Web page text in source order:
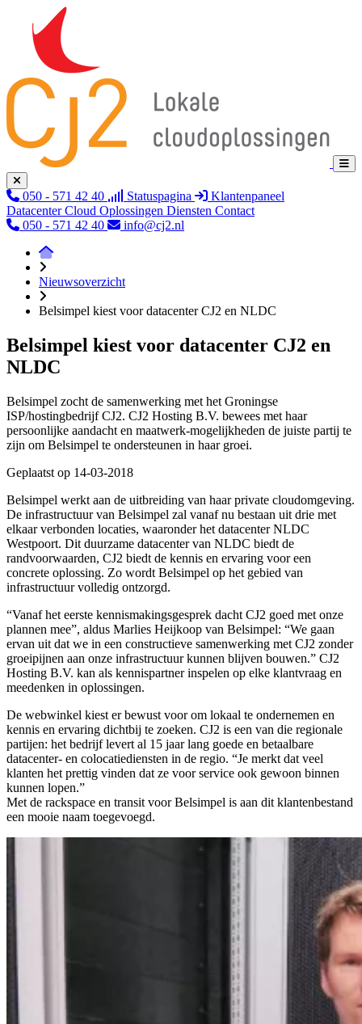
050 - 571 42 40 Statuspagina
Klantenpaneel
Datacenter Cloud Oplossingen Diensten Contact
050 - 571 42 40
info@cj2.nl
Nieuwsoverzicht
Belsimpel kiest voor datacenter CJ2 en NLDC
Belsimpel kiest voor datacenter CJ2 en
NLDC
Belsimpel zocht de samenwerking met het Groningse
ISP/hostingbedrijf CJ2. CJ2 Hosting B.V. bewees met haar
persoonlijke aandacht en maatwerk-mogelijkheden de juiste partij te
zijn om Belsimpel te ondersteunen in haar groei.
Geplaatst op 14-03-2018
Belsimpel werkt aan de uitbreiding van haar private cloudomgeving.
De infrastructuur van Belsimpel zal vanaf nu bestaan uit drie met
elkaar verbonden locaties, waaronder het datacenter NLDC
Westpoort. Dit duurzame datacenter van NLDC biedt de
randvoorwaarden, CJ2 biedt de kennis en ervaring voor een
concrete oplossing. Zo wordt Belsimpel op het gebied van
infrastructuur volledig ontzorgd.
“Vanaf het eerste kennismakingsgesprek dacht CJ2 goed met onze
plannen mee”, aldus Marlies Heijkoop van Belsimpel: “We gaan
ervan uit dat we in een constructieve samenwerking met CJ2 zonder
groeipijnen aan onze infrastructuur kunnen blijven bouwen.” CJ2
Hosting B.V. kan als kennispartner inspelen op elke klantvraag en
meedenken in oplossingen.
De webwinkel kiest er bewust voor om lokaal te ondernemen en
kennis en ervaring dichtbij te zoeken. CJ2 is een van die regionale
partijen: het bedrijf levert al 15 jaar lang goede en betaalbare
datacenter- en colocatiediensten in de regio. “Je merkt dat veel
klanten het prettig vinden dat ze voor service ook gewoon binnen
kunnen lopen.”
Met de rackspace en transit voor Belsimpel is aan dit klantenbestand
een mooie naam toegevoegd.